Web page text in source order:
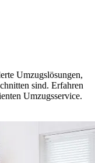
Umzugslösungen,
sind. Erfahren
Umzugsservice.